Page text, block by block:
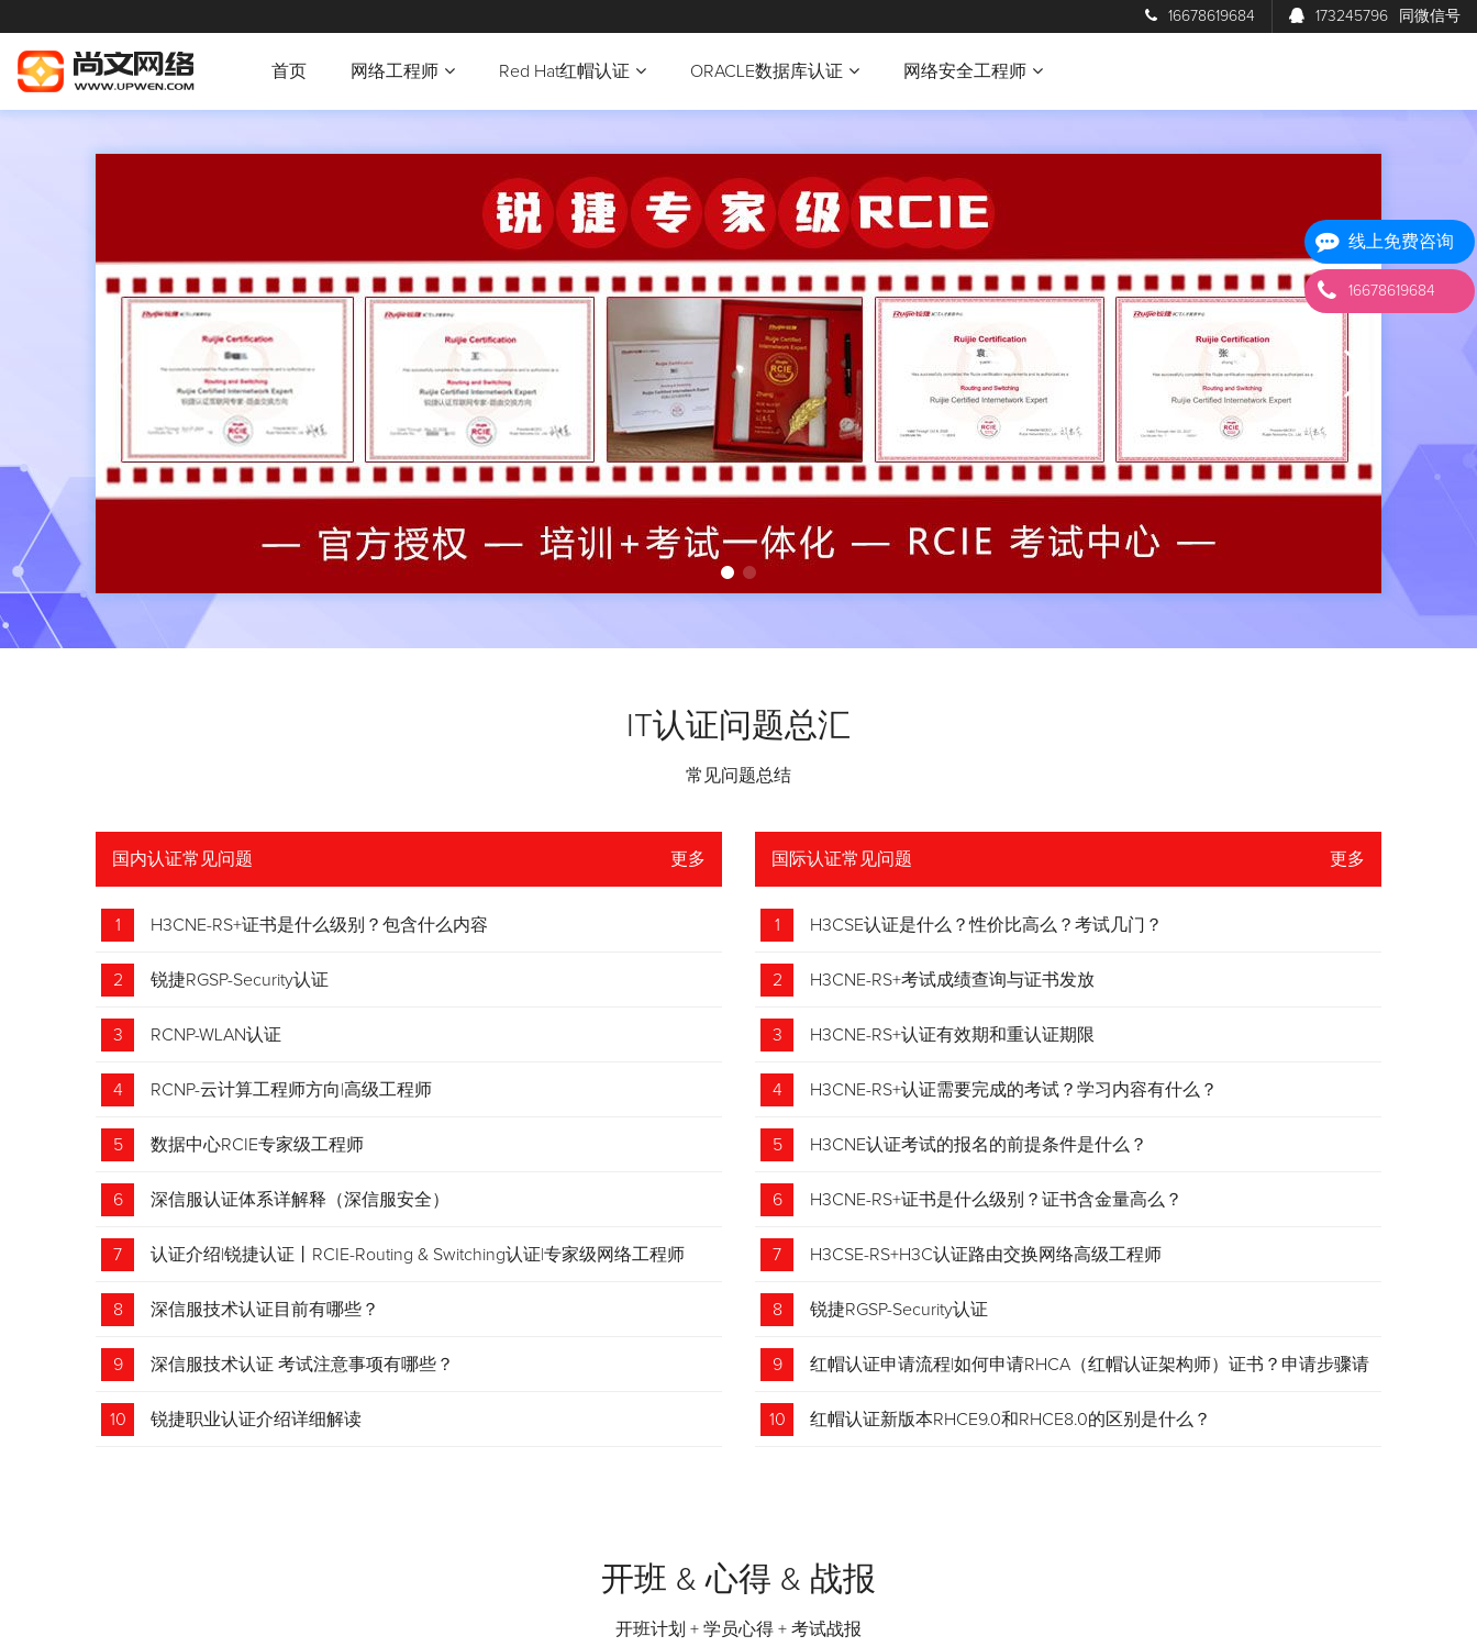
16678619684 173245796 同微信号
首页 网络工程师 Red Hat红帽认证 ORACLE数据库认证 网络安全工程师
IT认证问题总汇
常见问题总结
国内认证常见问题 更多
1 H3CNE-RS+证书是什么级别？包含什么内容
2 锐捷RGSP-Security认证
3 RCNP-WLAN认证
4 RCNP-云计算工程师方向|高级工程师
5 数据中心RCIE专家级工程师
6 深信服认证体系详解释（深信服安全）
7 认证介绍|锐捷认证丨RCIE-Routing & Switching认证|专家级网络工程师
8 深信服技术认证目前有哪些？
9 深信服技术认证 考试注意事项有哪些？
10 锐捷职业认证介绍详细解读
国际认证常见问题 更多
1 H3CSE认证是什么？性价比高么？考试几门？
2 H3CNE-RS+考试成绩查询与证书发放
3 H3CNE-RS+认证有效期和重认证期限
4 H3CNE-RS+认证需要完成的考试？学习内容有什么？
5 H3CNE认证考试的报名的前提条件是什么？
6 H3CNE-RS+证书是什么级别？证书含金量高么？
7 H3CSE-RS+H3C认证路由交换网络高级工程师
8 锐捷RGSP-Security认证
9 红帽认证申请流程|如何申请RHCA（红帽认证架构师）证书？申请步骤请
收藏！
10 红帽认证新版本RHCE9.0和RHCE8.0的区别是什么？
开班 & 心得 & 战报
开班计划 + 学员心得 + 考试战报
线上免费咨询
16678619684